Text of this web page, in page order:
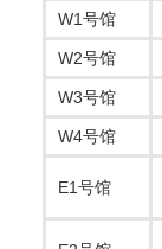
W1号馆
W2号馆
W3号馆
W4号馆
E1号馆